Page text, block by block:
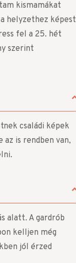
kismamákat
helyzethez képest
fel a 25. hét
szerint
családi képek
is rendben van,
alatt. A gardrób
kelljen még
jól érzed